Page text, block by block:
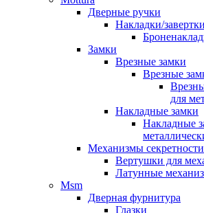
Дверные ручки
Накладки/завертки
Замки
Врезные замки
Врезные
для
Накладные замки
Накладные
Механизмы секретности
Вертушки для
Латунные
Msm
Дверная фурнитура
Глазки